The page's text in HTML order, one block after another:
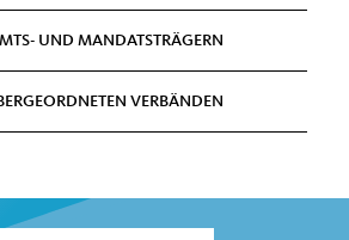
UND MANDATSTRÄGERN
VERBÄNDEN